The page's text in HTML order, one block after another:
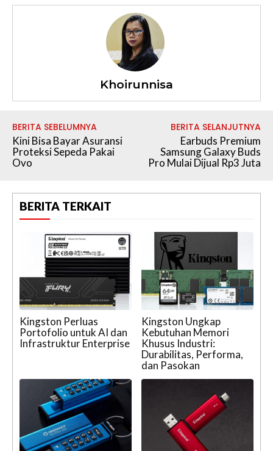
Khoirunnisa
BERITA SEBELUMNYA
Kini Bisa Bayar Asuransi
Proteksi Sepeda Pakai
Ovo
BERITA SELANJUTNYA
Earbuds Premium
Samsung Galaxy Buds
Pro Mulai Dijual Rp3 Juta
BERITA TERKAIT
Kingston Perluas
Portofolio untuk AI dan
Infrastruktur Enterprise
Kingston Ungkap
Kebutuhan Memori
Khusus Industri:
Durabilitas, Performa,
dan Pasokan